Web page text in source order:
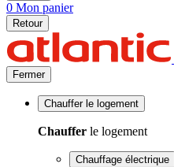
0 Mon panier
Retour
Fermer
Chauffer le logement
Chauffer le logement
Chauffage électrique